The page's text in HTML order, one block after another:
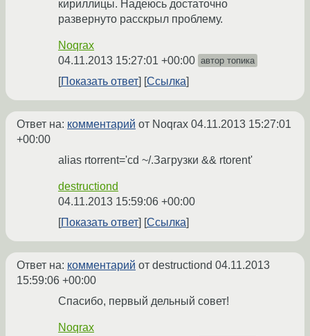
кириллицы. Надеюсь достаточно
развернуто расскрыл проблему.
Noqrax
04.11.2013 15:27:01 +00:00 автор топика
Показать ответ Ссылка
Ответ на: комментарий от Noqrax 04.11.2013 15:27:01
+00:00
alias rtorrent='cd ~/.Загрузки && rtorent'
destructiond
04.11.2013 15:59:06 +00:00
Показать ответ
Ссылка
Ответ на: комментарий от destructiond 04.11.2013
15:59:06 +00:00
Спасибо, первый дельный совет!
Noqrax